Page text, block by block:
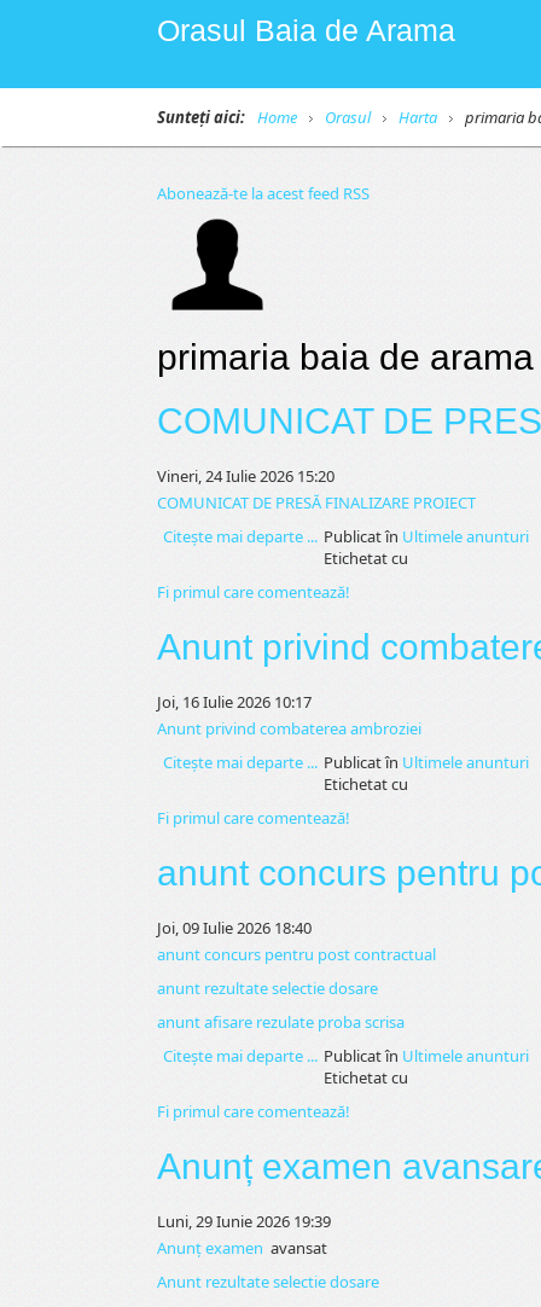
Orasul Baia de Arama
Sunteți aici: Home Orasul Harta primaria
Abonează-te la acest feed RSS
primaria baia de arama
COMUNICAT DE
Vineri, 24 Iulie 2026 15:20
COMUNICAT DE PRESĂ FINALIZARE PROIECT
Citeşte mai departe ... Publicat în Ultimele anunturi
Etichetat cu
Fi primul care comentează!
Anunt privind
Joi, 16 Iulie 2026 10:17
Anunt privind combaterea ambroziei
Citeşte mai departe ... Publicat în Ultimele anunturi
Etichetat cu
Fi primul care comentează!
anunt concurs pentru
Joi, 09 Iulie 2026 18:40
anunt concurs pentru post contractual
anunt rezultate selectie dosare
anunt afisare rezulate proba scrisa
Citeşte mai departe ... Publicat în Ultimele anunturi
Etichetat cu
Fi primul care comentează!
Anunț examen
Luni, 29 Iunie 2026 19:39
Anunț examen avansat
Anunt rezultate selectie dosare